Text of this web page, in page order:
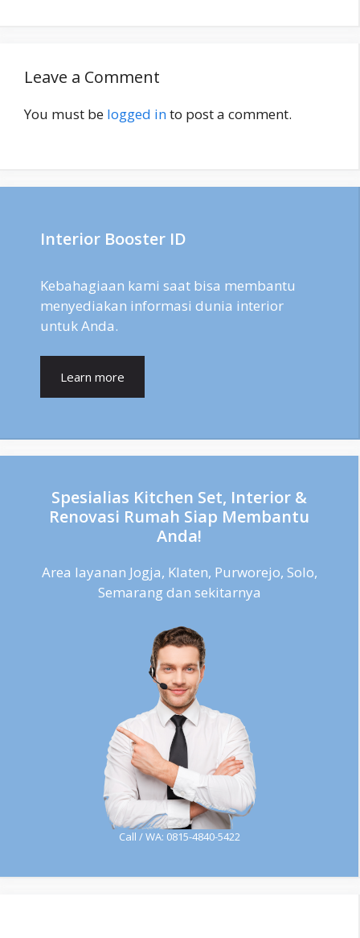
Leave a Comment
You must be logged into post a comment.
Interior Booster ID
Kebahagiaan kami saat bisa membantu
menyediakan informasi dunia interior
untuk Anda.
Learn more
Spesialias Kitchen Set, Interior &
Renovasi Rumah Siap Membantu
Anda!
Area layanan Jogja, Klaten, Purworejo, Solo,
Semarang dan sekitarnya
Call / WA: 0815-4840-5422